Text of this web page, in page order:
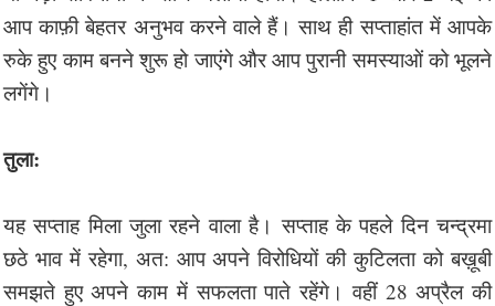
आप काफ़ी बेहतर अनुभव करने वाले हैं। साथ ही सप्ताहांत में आपके
रुके हुए काम बनने शुरू हो जाएंगे और आप पुरानी समस्याओं को भूलने
लगेंगे।
तुला:
यह सप्ताह मिला जुला रहने वाला है। सप्ताह के पहले दिन चन्द्रमा
छठे भाव में रहेगा, अत: आप अपने विरोधियों की कुटिलता को बख़ूबी
समझते हुए अपने काम में सफलता पाते रहेंगे। वहीं 28 अप्रैल की